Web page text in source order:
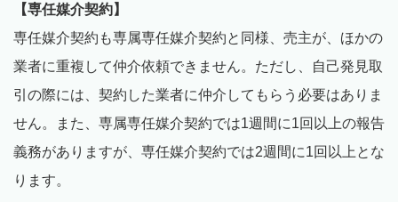
【専任媒介契約】
専任媒介契約も専属専任媒介契約と同様、売主が、ほかの
業者に重複して仲介依頼できません。ただし、自己発見取
引の際には、契約した業者に仲介してもらう必要はありま
せん。また、専属専任媒介契約では1週間に1回以上の報告
義務がありますが、専任媒介契約では2週間に1回以上とな
ります。